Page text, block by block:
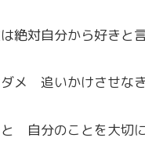
絶対自分から好きと
ダメ 追いかけさせな
と 自分のことを大切